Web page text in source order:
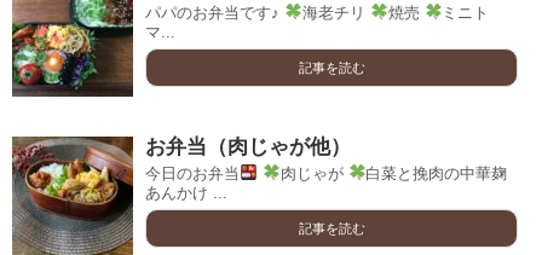
パパのお弁当です♪ 海老チリ 焼売
ミニト
マ...
記事を読む
お弁当（肉じゃが他）
今日のお弁当 肉じゃが
白菜と挽肉の中華麹
あんかけ ...
記事を読む